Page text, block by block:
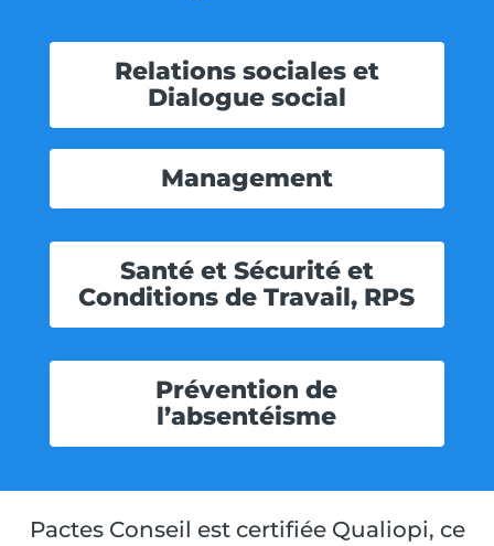
Relations sociales et
Dialogue social
Management
Santé et Sécurité et
Conditions de Travail, RPS
Prévention de
l’absentéisme
Pactes Conseil est certifiée Qualiopi, ce